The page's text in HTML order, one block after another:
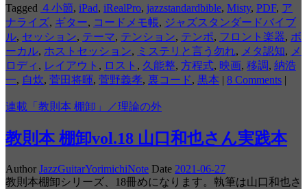
Tagged ４小節, iPad, iRealPro, jazzstandardbible, Misty, PDF, ア
ナライズ, ギター, コードメモ帳, ジャズスタンダードバイブ
ル, セッション, テーマ, テンション, テンポ, フロント楽器, ボ
ーカル, ホストセッション, ミステリと言う勿れ, メタ認知, メ
ロディ , レイアウト , ロスト , 久能整, 方程式, 映画, 移調, 納浩
一, 自炊, 菅田将暉, 菅野義孝, 裏コード, 黒本 | 8 Comments |
連載「教則本 棚卸」／理論の外
教則本 棚卸vol.18 山口和也さん実践本
Author JazzGuitarYorimichiNote Date 2021-06-27
教則本棚卸シリーズ、18冊めになります。執筆は山口和也さ